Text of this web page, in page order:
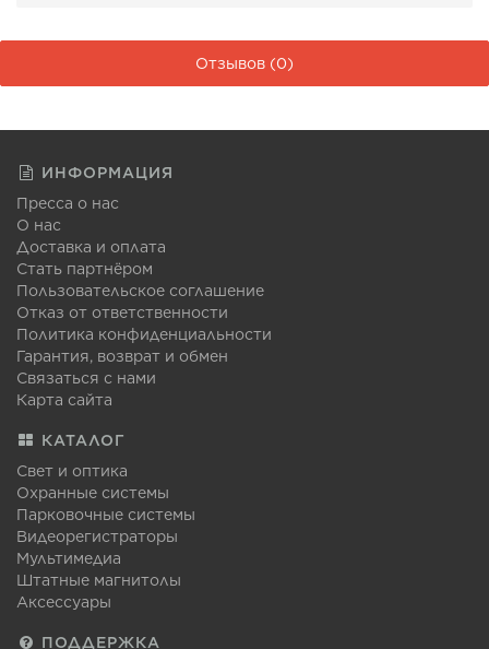
Отзывов (0)
ИНФОРМАЦИЯ
Пресса о нас
О нас
Доставка и оплата
Стать партнёром
Пользовательское соглашение
Отказ от ответственности
Политика конфиденциальности
Гарантия, возврат и обмен
Связаться с нами
Карта сайта
КАТАЛОГ
Свет и оптика
Охранные системы
Парковочные системы
Видеорегистраторы
Мультимедиа
Штатные магнитолы
Аксессуары
ПОДДЕРЖКА